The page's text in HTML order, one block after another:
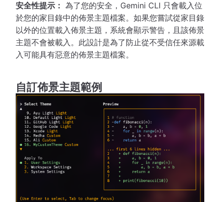
安全性提示： 為了您的安全，Gemini CLI 只會載入位
於您的家目錄中的佈景主題檔案。如果您嘗試從家目錄
以外的位置載入佈景主題，系統會顯示警告，且該佈景
主題不會被載入。此設計是為了防止從不受信任來源載
入可能具有惡意的佈景主題檔案。
自訂佈景主題範例